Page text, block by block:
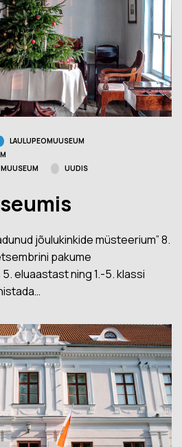
LAULUPEOMUUSEUM
UUDIS
jõulukinkide müsteerium” 8.
pakume
eluaastast ning 1.-5. klassi